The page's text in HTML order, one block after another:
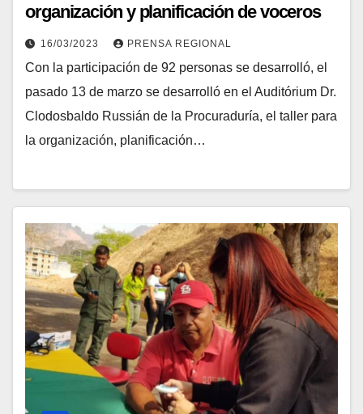
organización y planificación de voceros
de salud
16/03/2023 PRENSA REGIONAL
Con la participación de 92 personas se desarrolló, el
pasado 13 de marzo se desarrolló en el Auditórium Dr.
Clodosbaldo Russián de la Procuraduría, el taller para
la organización, planificación…